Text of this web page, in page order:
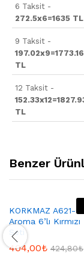
6 Taksit -
272.5x6=1635 TL
9 Taksit -
197.02x9=1773.16
TL
12 Taksit -
TL
Benzer
KORKMAZ A621-
Aroma 6’lı
Seti
404,00₺ 424,80₺